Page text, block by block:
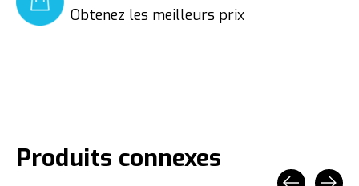
Obtenez les meilleurs prix
Produits connexes